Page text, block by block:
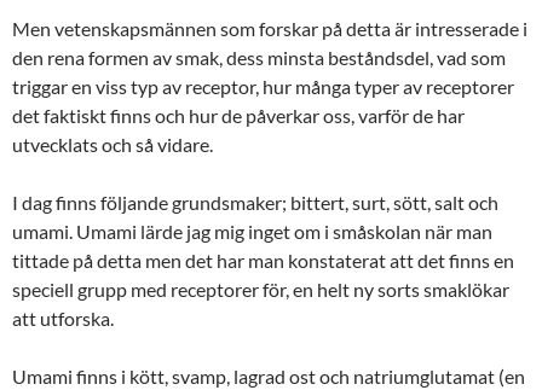
Men vetenskapsmännen som forskar på detta är intresserade i
den rena formen av smak, dess minsta beståndsdel, vad som
triggar en viss typ av receptor, hur många typer av receptorer
det faktiskt finns och hur de påverkar oss, varför de har
utvecklats och så vidare.
I dag finns följande grundsmaker; bittert, surt, sött, salt och
umami. Umami lärde jag mig inget om i småskolan när man
tittade på detta men det har man konstaterat att det finns en
speciell grupp med receptorer för, en helt ny sorts smaklökar
att utforska.
Umami finns i kött, svamp, lagrad ost och natriumglutamat (en